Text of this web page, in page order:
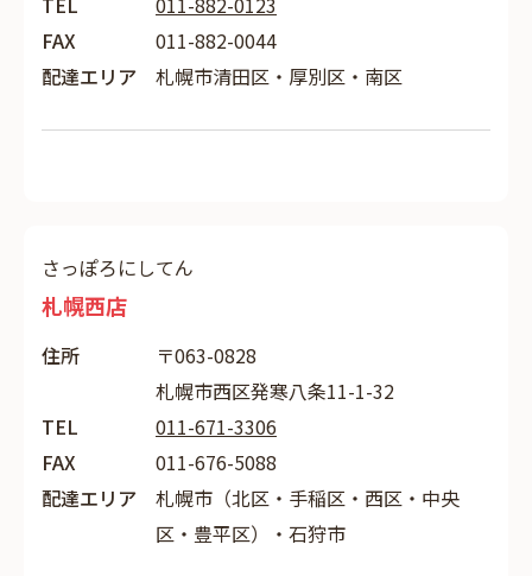
FAX
011-882-0044
配達エリア
札幌市清田区・厚別区・南区
さっぽろにしてん
札幌西店
住所
〒063-0828
札幌市西区発寒八条11-1-32
TEL
011-671-3306
FAX
011-676-5088
配達エリア
札幌市（北区・手稲区・西区・中央
区・豊平区）・石狩市